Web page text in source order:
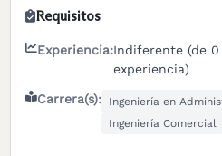
Requisitos
Experiencia:Indiferente (de
experiencia)
Carrera(s):
Ingeniería en
Ingeniería Comercial